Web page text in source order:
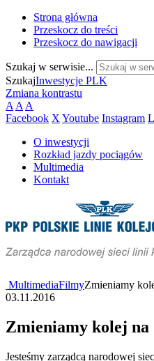
Strona główna
Przeskocz do treści
Przeskocz do nawigacji
Szukaj w serwisie...
SzukajInwestycje PLK
Zmiana kontrastu
A A A
Facebook X Youtube Instagram
O inwestycji
Rozkład jazdy pociągów
Multimedia
Kontakt
MultimediaFilmyZmieniamy
03.11.2016
Zmieniamy kolej na
Jesteśmy zarządcą narodowej